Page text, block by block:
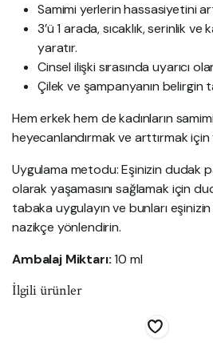
Samimi yerlerin hassasiyetini
3’ü 1 arada, sıcaklık, serinlik ve
yaratır.
Cinsel ilişki sırasında uyarıcı
Çilek ve şampanyanın belirgin
Hem erkek hem de kadınların
heyecanlandırmak ve arttırmak
Uygulama metodu: Eşinizin dudak
olarak yaşamasını sağlamak için
tabaka uygulayın ve bunları
nazikçe yönlendirin.
Ambalaj Miktarı:10 ml
İlgili ürünler